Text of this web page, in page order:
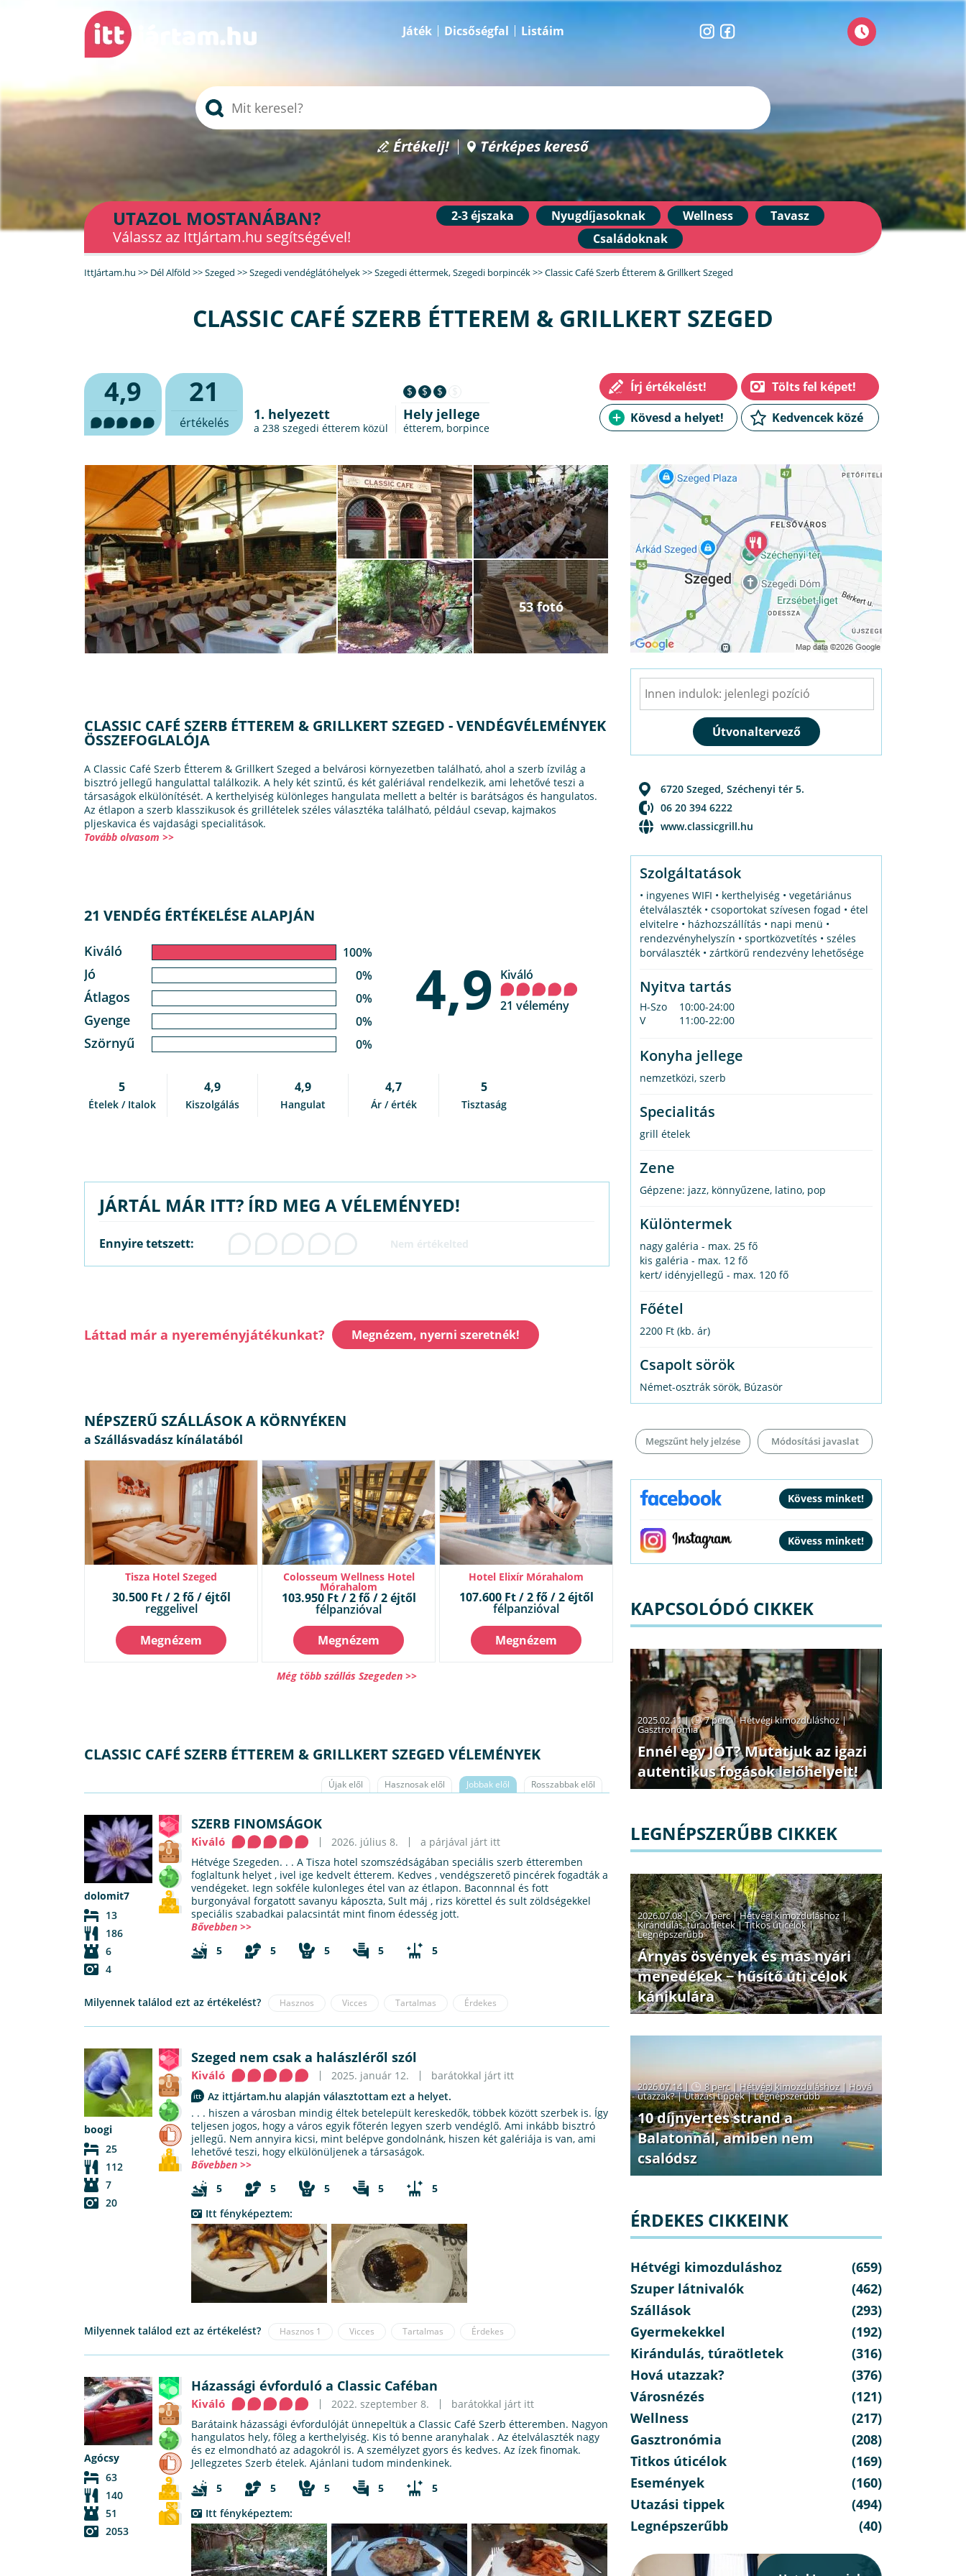
Játék Dicsőségfal Listáim
Értékelj! Térképes kereső
UTAZOL MOSTANÁBAN?
Válassz az IttJártam.hu segítségével!
2-3 éjszaka Nyugdíjasoknak Wellness
Tavasz
Családoknak
IttJártam.hu >> Dél Alföld >>Szeged >>Szegedi vendéglátóhelyek>>Szegedi éttermek,Szegedi borpincék>>Classic Café Szerb Étterem & Grillkert Szeged
CLASSIC CAFÉ SZERB ÉTTEREM & GRILLKERT SZEGED
4,9 21
értékelés 1. helyezett
a 238 szegedi étterem közül
$ $ $
Hely jellege
étterem, borpince
53 fotó
CLASSIC CAFÉ SZERB ÉTTEREM & GRILLKERT SZEGED - VENDÉGVÉLEMÉNYEK
ÖSSZEFOGLALÓJA
A Classic Café Szerb Étterem & Grillkert Szeged a belvárosi környezetben található, ahol a szerb ízvilág a
bisztró jellegű hangulattal találkozik. A hely két szintű, és két galériával rendelkezik, ami lehetővé teszi a
társaságok elkülönítését. A kerthelyiség különleges hangulata mellett a beltér is barátságos és hangulatos.
Az étlapon a szerb klasszikusok és grillételek széles választéka található, például csevap, kajmakos
pljeskavica és vajdasági specialitások.
Tovább olvasom >>
21 VENDÉG ÉRTÉKELÉSE ALAPJÁN
Kiváló 100%
Jó 0%
Átlagos 0%
Gyenge 0%
Szörnyű 0%
4,9 Kiváló
21 vélemény
5
Ételek / Italok
4,9
Kiszolgálás
4,9
Hangulat
4,7
Ár / érték
5
Tisztaság
JÁRTÁL MÁR ITT? ÍRD MEG A VÉLEMÉNYED!
Ennyire tetszett:
Láttad már a nyereményjátékunkat? Megnézem, nyerni szeretnék!
NÉPSZERŰ SZÁLLÁSOK A KÖRNYÉKEN
Tisza Hotel Szeged
30.500 Ft / 2 fő / éjtől
reggelivel
Megnézem
Colosseum Wellness Hotel
Mórahalom
103.950 Ft / 2 fő / 2 éjtől
félpanzióval
Megnézem
Hotel Elixír Mórahalom
107.600 Ft / 2 fő / 2 éjtől
félpanzióval
Megnézem
Még több szállás Szegeden >>
CLASSIC CAFÉ SZERB ÉTTEREM & GRILLKERT SZEGED VÉLEMÉNYEK
Újak elől Hasznosak elől Jobbak elől Rosszabbak elől
dolomit7
13
186
6
4
SZERB FINOMSÁGOK
Kiváló 2026. július 8.
a párjával járt itt
Hétvége Szegeden. . . A Tisza hotel szomszédságában speciális szerb étteremben
foglaltunk helyet , ivel ige kedvelt étterem. Kedves , vendégszerető pincérek fogadták a
vendégeket. Iegn sokféle kulonleges étel van az étlapon. Baconnnal és fott
burgonyával forgatott savanyu káposzta, Sult máj , rizs körettel és sult zöldségekkel
speciális szabadkai palacsintát mint finom édesség jott.
Bővebben >>
5
5 5 5 5
Milyennek találod ezt az értékelést? Hasznos Vicces Tartalmas Érdekes
boogi
25
112
7
20
Szeged nem csak a halászléről szól
Kiváló 2025. január 12.
barátokkal járt itt
Az ittjártam.hu alapján választottam ezt a helyet.
. . . hiszen a városban mindig éltek betelepült kereskedők, többek között szerbek is. Így
teljesen jogos, hogy a város egyik főterén legyen szerb vendéglő. Ami inkább bisztró
jellegű. Nem annyira kicsi, mint belépve gondolnánk, hiszen két galériája is van, ami
lehetővé teszi, hogy elkülönüljenek a társaságok.
Bővebben >>
5
5 5 5
5
Itt fényképeztem:
Milyennek találod ezt az értékelést? Hasznos 1 Vicces Tartalmas Érdekes
Agócsy
63
140
51
2053
Házassági évforduló a Classic Caféban
Kiváló 2022. szeptember 8.
barátokkal járt itt
Barátaink házassági évfordulóját ünnepeltük a Classic Café Szerb étteremben. Nagyon
hangulatos hely, főleg a kerthelyiség. Kis tó benne aranyhalak . Az ételválaszték nagy
és ez elmondható az adagokról is. A személyzet gyors és kedves. Az ízek finomak.
Jellegzetes Szerb ételek. Ajánlani tudom mindenkinek.
5
5 5 5
5
Itt fényképeztem:
6720 Szeged, Széchenyi tér 5.
06 20 394 6222
www.classicgrill.hu
Szolgáltatások
• ingyenes WIFI • kerthelyiség • vegetáriánus
ételválaszték • csoportokat szívesen fogad • étel
elvitelre • házhozszállítás • napi menü •
rendezvényhelyszín • sportközvetítés • széles
borválaszték • zártkörű rendezvény lehetősége
Nyitva tartás
H-Szo
10:00-24:00
V
11:00-22:00
Konyha jellege
nemzetközi, szerb
Specialitás
grill ételek
Zene
Gépzene: jazz, könnyűzene, latino, pop
Különtermek
nagy galéria - max. 25 fő
kis galéria - max. 12 fő
kert/ idényjellegű - max. 120 fő
Főétel
2200 Ft (kb. ár)
Csapolt sörök
Német-osztrák sörök, Búzasör
Megszűnt hely jelzése Módosítási javaslat
KAPCSOLÓDÓ CIKKEK
2025.02.11 | 7 perc|Hétvégi kimozduláshoz|
Gasztronómia
Ennél egy JÓT? Mutatjuk az igazi
autentikus fogások lelőhelyeit!
LEGNÉPSZERŰBB CIKKEK
2026.07.08 | 7 perc|Hétvégi kimozduláshoz|
Kirándulás, túraötletek|Titkos úticélok|
Legnépszerűbb
Árnyas ösvények és más nyári
menedékek − hűsítő úti célok
kánikulára
2026.07.14 | 8 perc| Hétvégi kimozduláshoz| Hová
utazzak?|Utazási tippek|Legnépszerűbb
10 díjnyertes strand a
Balatonnál, amiben nem
csalódsz
ÉRDEKES CIKKEINK
Hétvégi kimozduláshoz
(659)
Szuper látnivalók
(462)
Szállások
(293)
Gyermekekkel
(192)
Kirándulás, túraötletek
(316)
Hová utazzak?
(376)
Városnézés
(121)
Wellness
(217)
Gasztronómia
(208)
Titkos úticélok
(169)
Események
(160)
Utazási tippek
(494)
Legnépszerűbb
(40)